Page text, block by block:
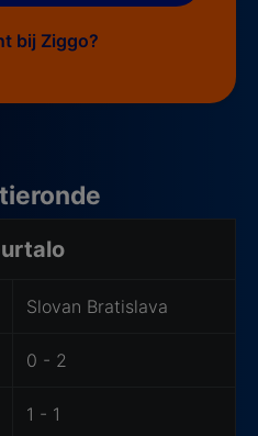
bij Ziggo?
Slovan Bratislava
0 - 2
1 - 1